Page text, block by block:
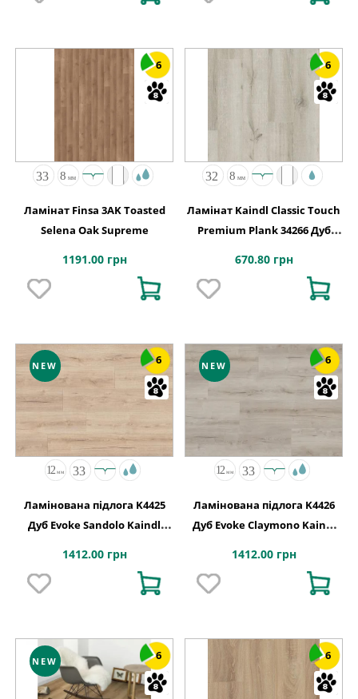
6
Ламінат Finsa 3AK Toasted
Selena Oak Supreme
1191.00 грн
6
Ламінат Kaindl Classic Touch
Premium Plank 34266 Дуб
670.80 грн
NEW 6
Ламінована підлога K4425
Дуб Evoke Sandolo Kaindl
1412.00 грн
NEW 6
Ламінована підлога K4426
Дуб Evoke Claymono Kaindl
1412.00 грн
NEW 6 6